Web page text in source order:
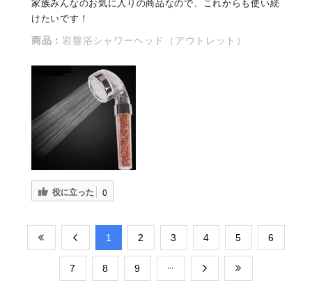
家族みんなのお気に入りの商品なので、これからも使い続
けたいです！
商品：岩盤浴シャワーヘッド（アウトレット）
役に立った 0
​1 ​2 ​3 ​4 ​5 ​6
​7 ​8 ​9